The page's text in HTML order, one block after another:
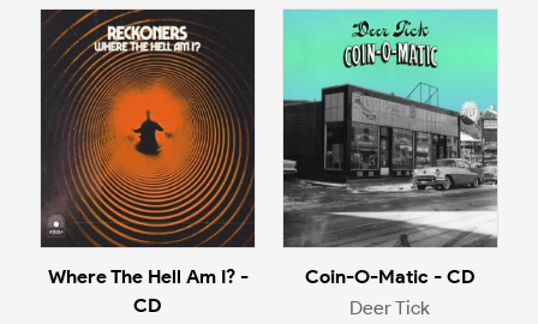
Where The Hell Am I? -
CD
Coin-O-Matic - CD
Deer Tick